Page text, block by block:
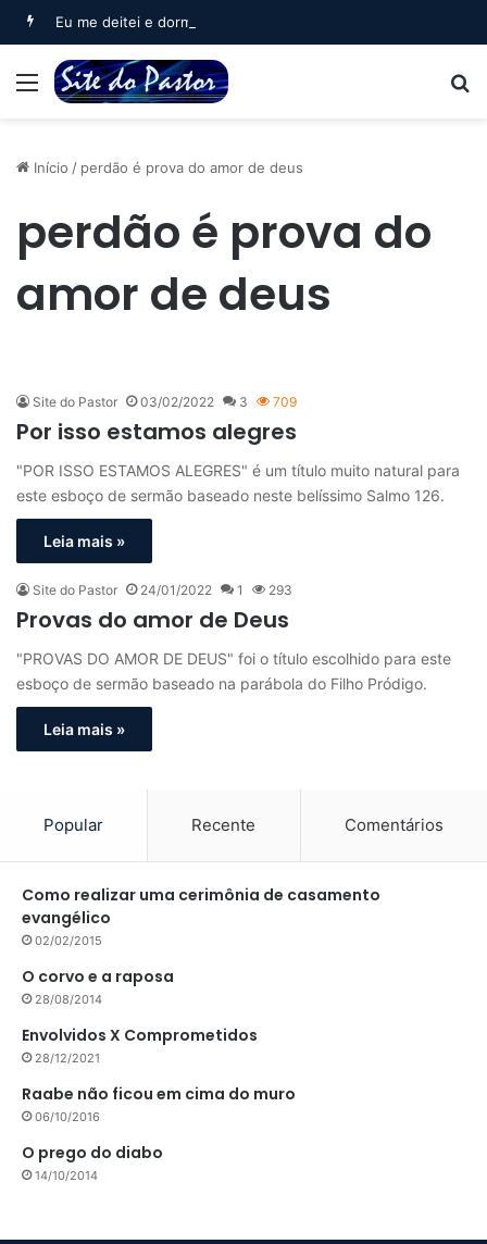
Eu me deitei e dormi (Salmo 3)
Menu
Início / perdão é prova do amor de deus
perdão é prova do
amor de deus
Site do Pastor 03/02/2022 3 709
Por isso estamos alegres
"POR ISSO ESTAMOS ALEGRES" é um título muito natural para
este esboço de sermão baseado neste belíssimo Salmo 126.
Leia mais »
Site do Pastor 24/01/2022 1 293
Provas do amor de Deus
"PROVAS DO AMOR DE DEUS" foi o título escolhido para este
esboço de sermão baseado na parábola do Filho Pródigo.
Leia mais »
Popular Recente Comentários
Como realizar uma cerimônia de casamento
evangélico
02/02/2015
O corvo e a raposa
28/08/2014
Envolvidos X Comprometidos
28/12/2021
Raabe não ficou em cima do muro
06/10/2016
O prego do diabo
14/10/2014